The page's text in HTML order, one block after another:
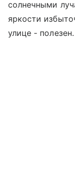
солнечными
яркости
улице - полезен.